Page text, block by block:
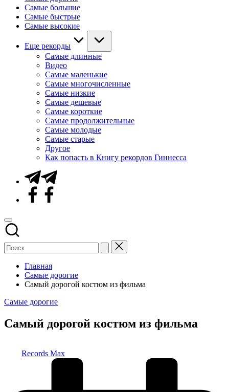
Самые большие
Самые быстрые
Самые высокие
Еще рекорды
Самые длинные
Видео
Самые маленькие
Самые многочисленные
Самые низкие
Самые дешевые
Самые короткие
Самые продолжительные
Самые молодые
Самые старые
Другое
Как попасть в Книгу рекордов Гиннесса
Telegram
Facebook
Главная
Самые дорогие
Самый дорогой костюм из фильма
Опубликовано
Самые дорогие
Самый дорогой костюм из фильма
Records Max